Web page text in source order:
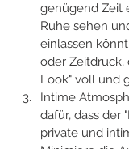
genügend Zeit
Ruhe sehen
einlassen
oder Zeitdruck,
Look" voll und
Intime
dafür, dass der
private und